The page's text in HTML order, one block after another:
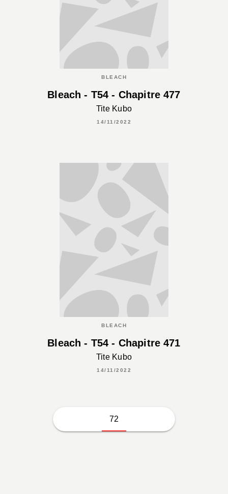
BLEACH
Bleach - T54 - Chapitre 477
Tite Kubo
14/11/2022
BLEACH
Bleach - T54 - Chapitre 471
Tite Kubo
14/11/2022
72